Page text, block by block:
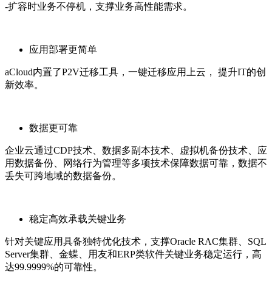
-扩容时业务不停机，支撑业务高性能需求。
应用部署更简单
aCloud内置了P2V迁移工具，一键迁移应用上云， 提升IT的创
新效率。
数据更可靠
企业云通过CDP技术、数据多副本技术、虚拟机备份技术、应
用数据备份、网络行为管理等多项技术保障数据可靠，数据不
丢失可跨地域的数据备份。
稳定高效承载关键业务
针对关键应用具备独特优化技术，支撑Oracle RAC集群、SQL
Server集群、金蝶、用友和ERP类软件关键业务稳定运行，高
达99.9999%的可靠性。